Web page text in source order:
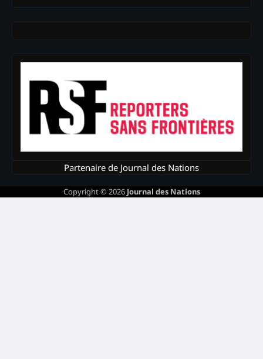
Partenaire de Journal des Nations
Copyright © 2026 Journal des Nations